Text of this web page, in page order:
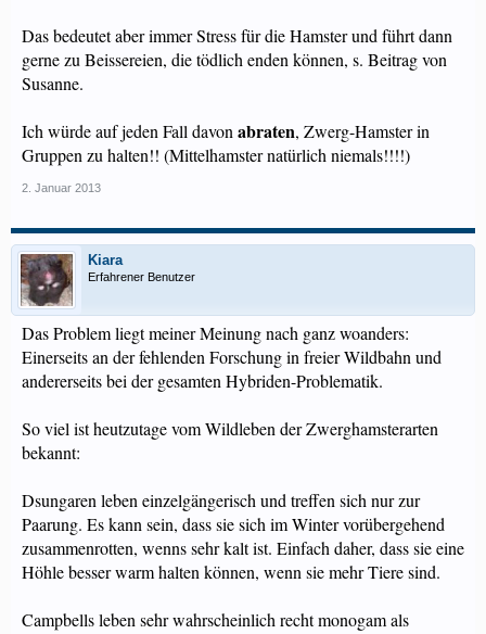
Das bedeutet aber immer Stress für die Hamster und führt dann
gerne zu Beissereien, die tödlich enden können, s. Beitrag von
Susanne.
Ich würde auf jeden Fall davon abraten, Zwerg-Hamster in
Gruppen zu halten!! (Mittelhamster natürlich niemals!!!!)
2. Januar 2013
Kiara
Erfahrener Benutzer
Das Problem liegt meiner Meinung nach ganz woanders:
Einerseits an der fehlenden Forschung in freier Wildbahn und
andererseits bei der gesamten Hybriden-Problematik.
So viel ist heutzutage vom Wildleben der Zwerghamsterarten
bekannt:
Dsungaren leben einzelgängerisch und treffen sich nur zur
Paarung. Es kann sein, dass sie sich im Winter vorübergehend
zusammenrotten, wenns sehr kalt ist. Einfach daher, dass sie eine
Höhle besser warm halten können, wenn sie mehr Tiere sind.
Campbells leben sehr wahrscheinlich recht monogam als